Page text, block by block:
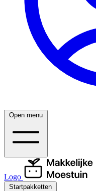
Open menu
Logo
Startpakketten